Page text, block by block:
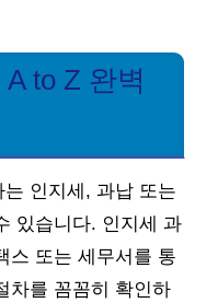
to Z 완벽
인지세, 과납 또는
있습니다. 인지세 과
스 또는 세무서를 통
차를 꼼꼼히 확인하